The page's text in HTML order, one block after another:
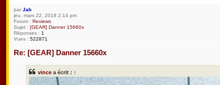
par Jab
jeu. mars 22, 2018 2:14 pm
Forum : Reviews
Sujet : [GEAR] Danner 15660x
Réponses : 1
Vues : 522871
Re: [GEAR] Danner 15660x
vince a écrit : ↑